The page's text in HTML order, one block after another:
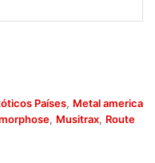
Países, Metal america
, Musitrax, Route